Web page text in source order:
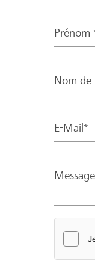
Prénom
Nom de
E-Mail*